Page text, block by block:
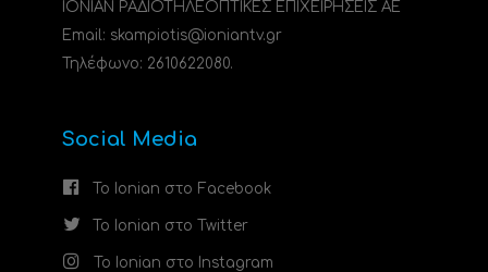
ΙΟΝΙΑΝ ΡΑΔΙΟΤΗΛΕΟΠΤΙΚΕΣ ΕΠΙΧΕΙΡΗΣΕΙΣ ΑΕ
Email: skampiotis@ioniantv.gr
Τηλέφωνο: 2610622080.
Social Media
Το Ionian στο Facebook
Το Ionian στο Twitter
Το Ionian στο Instagram